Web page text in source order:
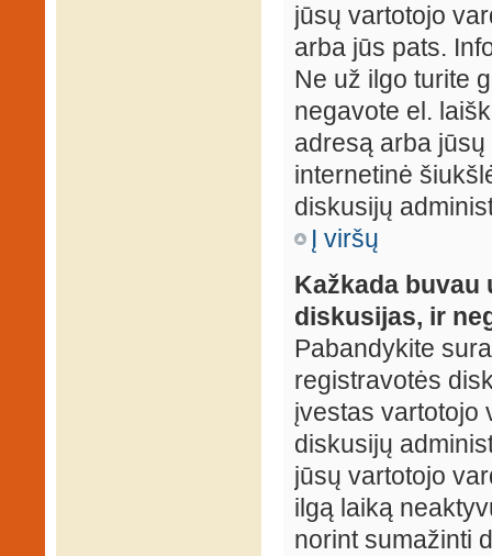
jūsų vartotojo
arba jūs pats.
Ne už ilgo turite
negavote el.
adresą arba
internetinė
diskusijų
Į viršų
Kažkada buvau
diskusijas, ir
Pabandykite
registravotės
įvestas vartotojo
diskusijų
jūsų vartotojo
ilgą laiką
norint sumažinti